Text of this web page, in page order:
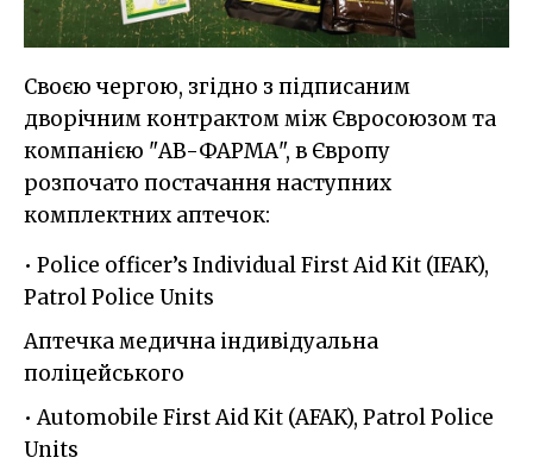
Своєю чергою, згідно з підписаним
дворічним контрактом між Євросоюзом та
компанією "АВ-ФАРМА", в Європу
розпочато постачання наступних
комплектних аптечок:
• Police officer’s Individual First Aid Kit (IFAK),
Patrol Police Units
Аптечка медична індивідуальна
поліцейського
• Automobile First Aid Kit (AFAK), Patrol Police
Units